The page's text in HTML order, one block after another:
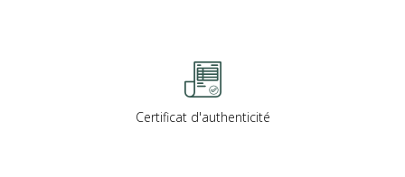
Certificat d'authenticité